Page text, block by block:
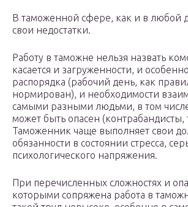
В таможенной сфере, как и в любой
свои недостатки.
Работу в таможне нельзя назвать
касается и загруженности, и
распорядка (рабочий день, как
нормирован), и необходимости
самыми разными людьми, в том
может быть опасен (контрабандисты,
Таможенник чаще выполняет свои
обязанности в состоянии стресса,
психологического напряжения.
При перечисленных сложностях и
которыми сопряжена работа в